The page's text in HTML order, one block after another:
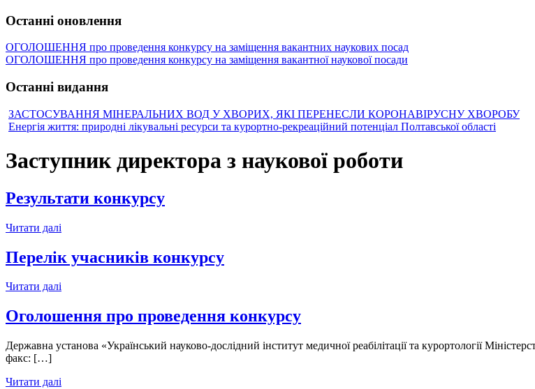
Останні оновлення
ОГОЛОШЕННЯ про проведення конкурсу на заміщення вакантних наукових посад
ОГОЛОШЕННЯ про проведення конкурсу на заміщення вакантної наукової посади
Останні видання
ЗАСТОСУВАННЯ МІНЕРАЛЬНИХ ВОД У ХВОРИХ, ЯКІ ПЕРЕНЕСЛИ КОРОНАВІРУСНУ ХВОРОБУ
Енергія життя: природні лікувальні ресурси та курортно-рекреаційний потенціал Полтавської області
Заступник директора з наукової роботи
Результати конкурсу
Читати далі
Перелік учасників конкурсу
Читати далі
Оголошення про проведення конкурсу
Державна установа «Український науково-дослідний інститут медичної реабілітації та курортології
факс: […]
Читати далі